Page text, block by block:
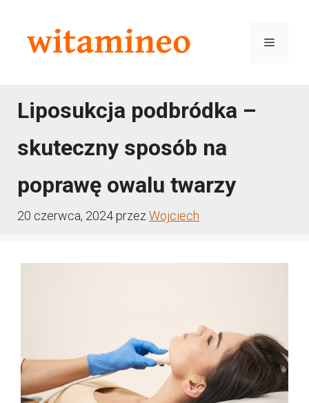
Menu
Liposukcja podbródka –
skuteczny sposób na
poprawę owalu twarzy
20 czerwca, 2024przezWojciech